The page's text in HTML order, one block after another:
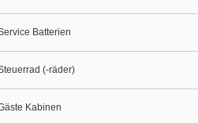
Batterien
(-räder)
Kabinen